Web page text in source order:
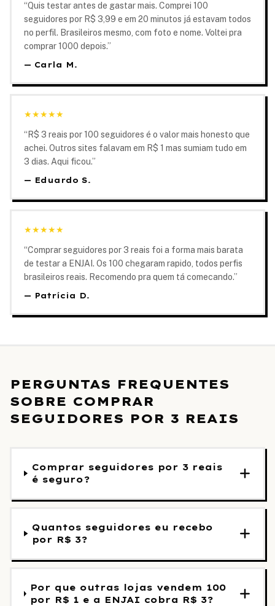
“Quis testar antes de gastar mais. Comprei 100
seguidores por R$ 3,99 e em 20 minutos já estavam todos
no perfil. Brasileiros mesmo, com foto e nome. Voltei pra
comprar 1000 depois.”
— Carla M.
★★★★★
“ R$ 3 reais por 100 seguidores é o valor mais honesto que
achei. Outros sites falavam em R$ 1 mas sumiam tudo em
3 dias. Aqui ficou.”
— Eduardo S.
★★★★★
“Comprar seguidores por 3 reais foi a forma mais barata
de testar a ENJAI. Os 100 chegaram rapido, todos perfis
brasileiros reais. Recomendo pra quem tá comecando.”
— Patrícia D.
PERGUNTAS FREQUENTES
SOBRE COMPRAR
SEGUIDORES POR 3 REAIS
Comprar seguidores por 3 reais
é seguro?
Quantos seguidores eu recebo
por R$ 3?
Por que outras lojas vendem 100
por R$ 1 e a ENJAI cobra R$ 3?